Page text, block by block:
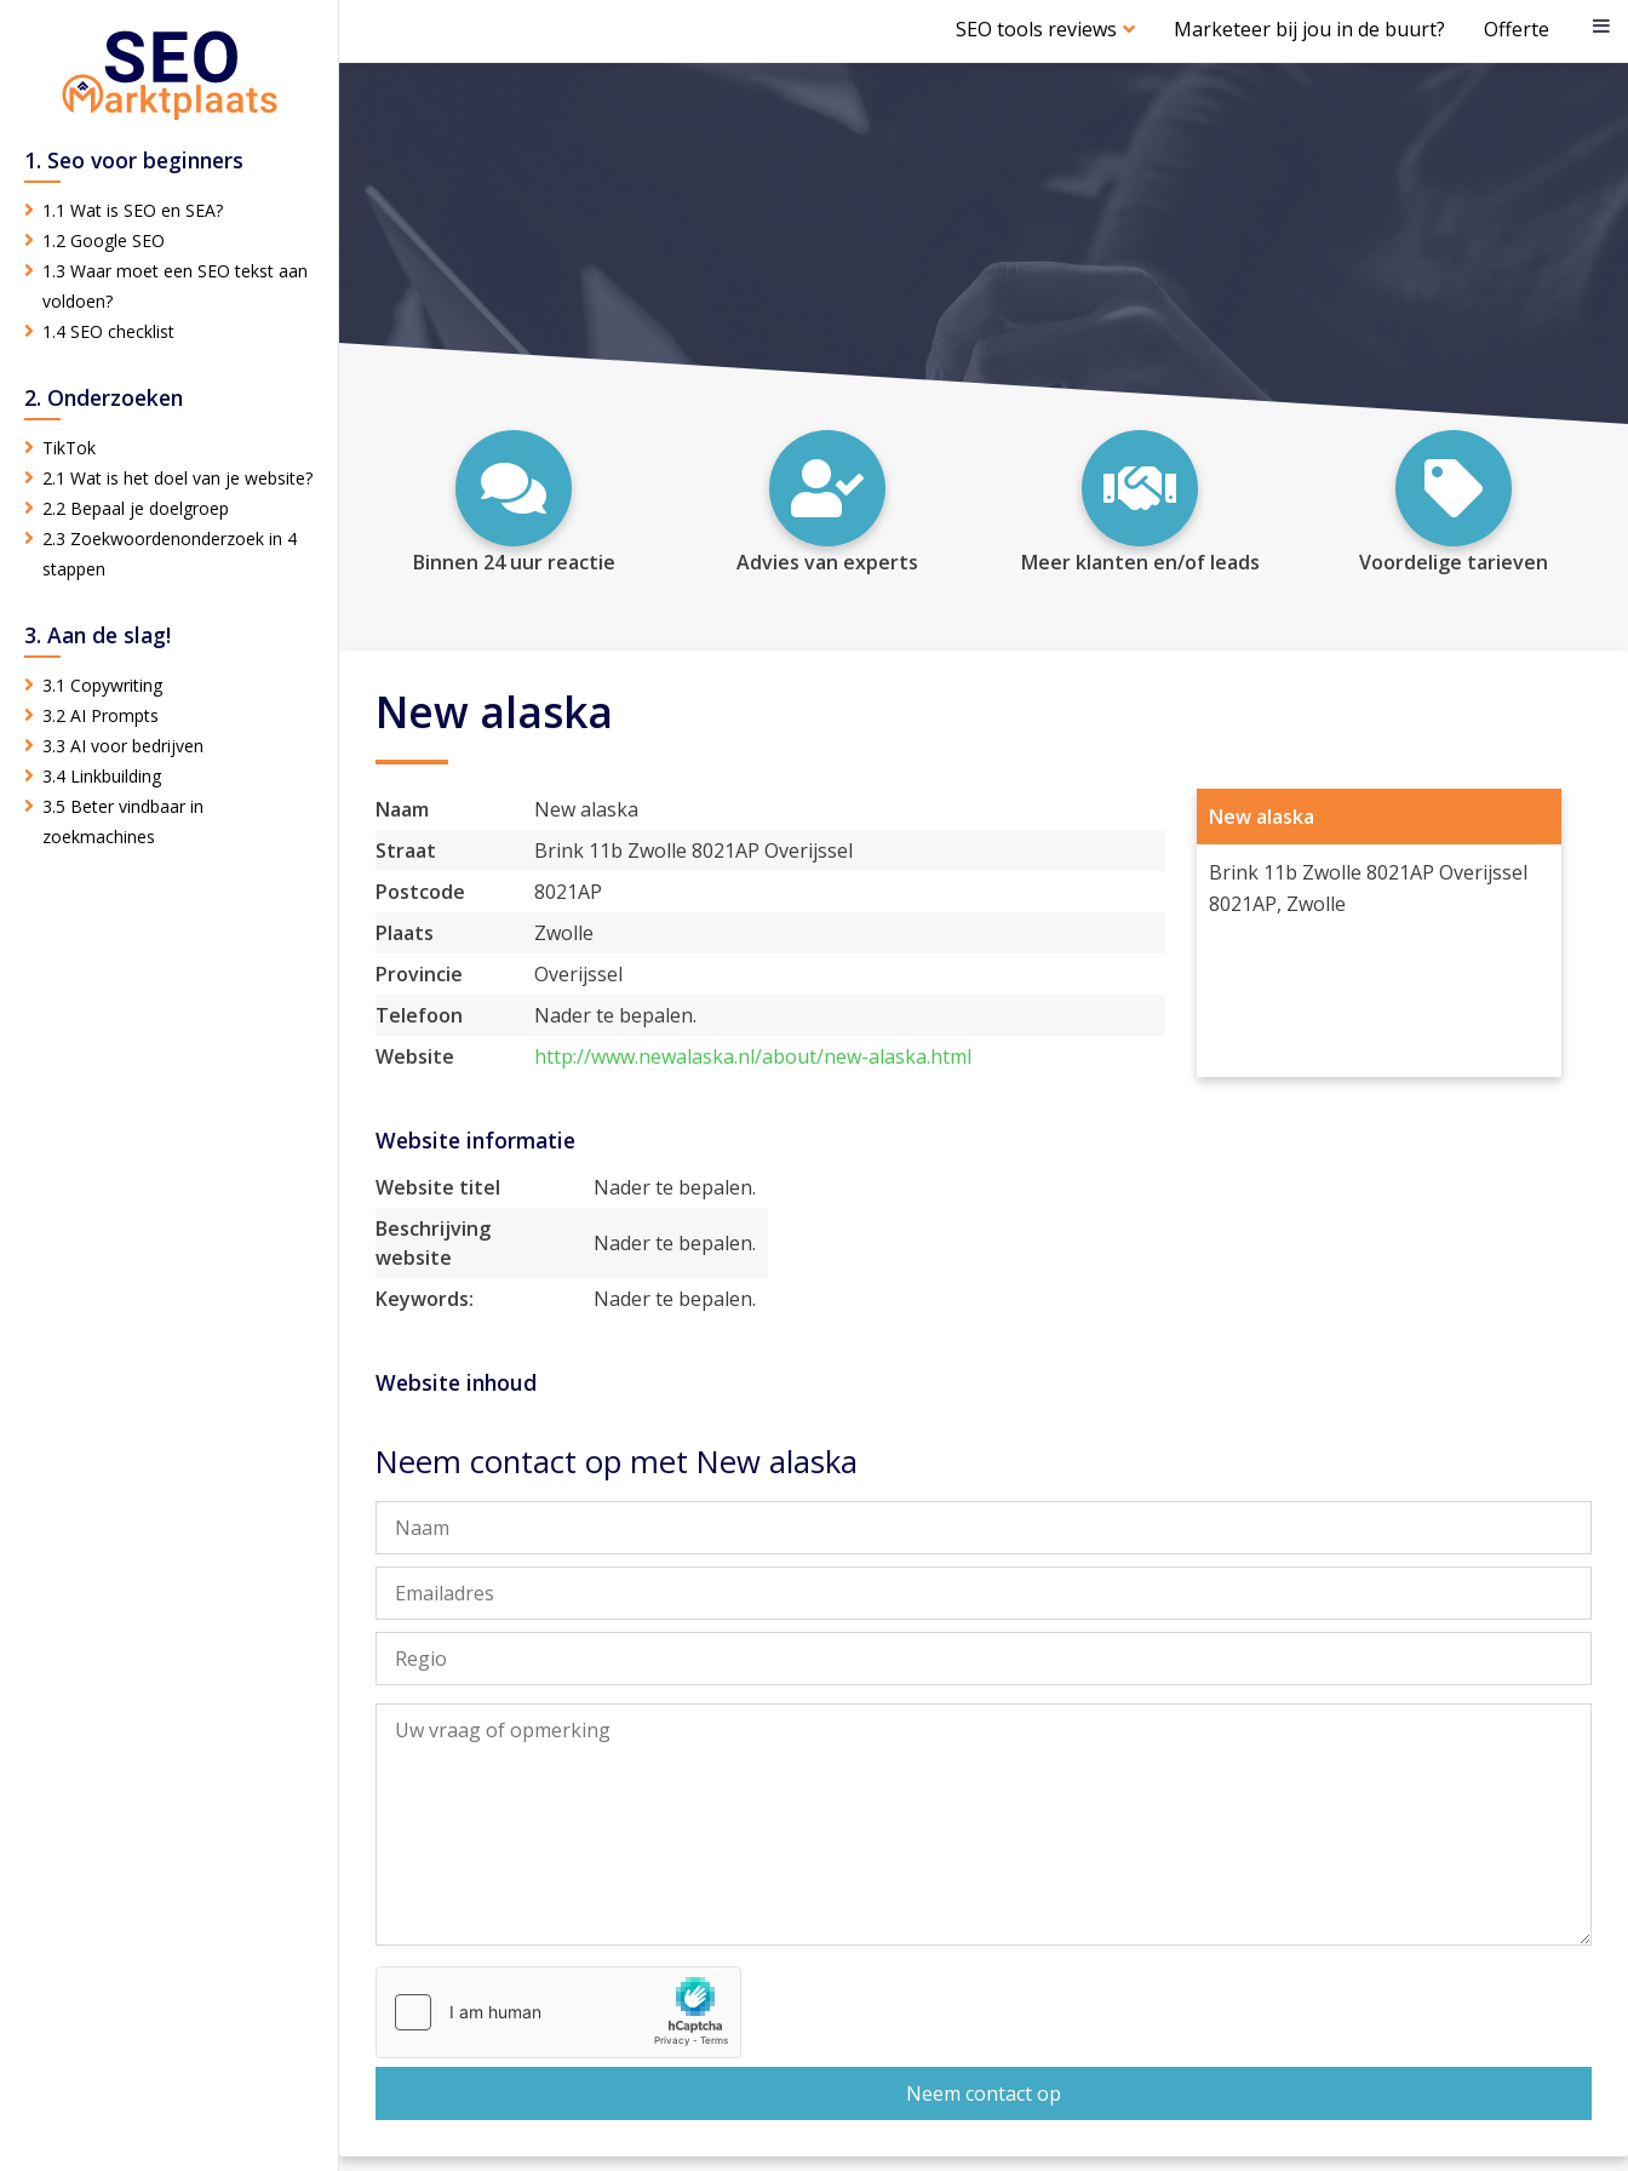
SEO tools reviews Marketeer bij jou in de buurt? Offerte
1. Seo voor beginners
1.1 Wat is SEO en SEA?
1.2 Google SEO
1.3 Waar moet een SEO tekst aan
voldoen?
1.4 SEO checklist
2. Onderzoeken
TikTok
2.1 Wat is het doel van je website?
2.2 Bepaal je doelgroep
2.3 Zoekwoordenonderzoek in 4
stappen
3. Aan de slag!
3.1 Copywriting
3.2 AI Prompts
3.3 AI voor bedrijven
3.4 Linkbuilding
3.5 Beter vindbaar in
zoekmachines
Binnen 24 uur reactie Advies van experts Meer klanten en/of leads Voordelige tarieven
New alaska
Naam
New alaska
Straat
Brink 11b Zwolle 8021AP Overijssel
Postcode
8021AP
Plaats
Zwolle
Provincie
Overijssel
Telefoon
Nader te bepalen.
Website
http://www.newalaska.nl/about/new-alaska.html
New alaska
Brink 11b Zwolle 8021AP Overijssel
8021AP, Zwolle
Website informatie
Website titel
Nader te bepalen.
Beschrijving
website
Nader te bepalen.
Keywords: Nader te bepalen.
Website inhoud
Neem contact op met New alaska